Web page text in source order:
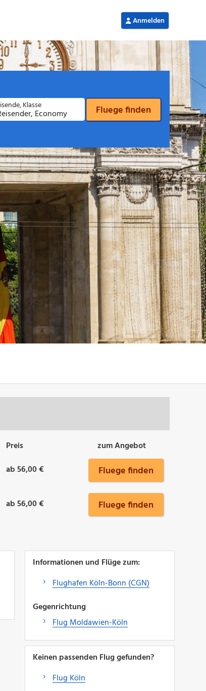
Preis
zum Angebot
ab 56,00 € Fluege finden
ab 56,00 € Fluege finden
Informationen und Flüge zum:
Flughafen Köln-Bonn (CGN)
Gegenrichtung
Flug Moldawien-Köln
Keinen passenden Flug gefunden?
Flug Köln